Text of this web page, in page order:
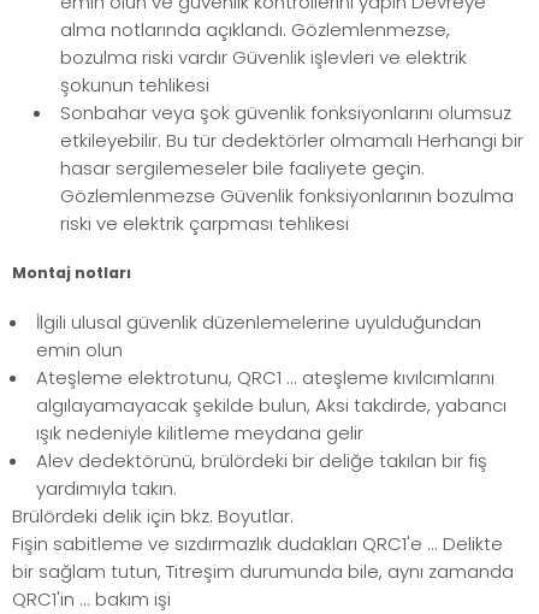
alma notlarında açıklandı. Gözlemlenmezse,
bozulma riski vardır Güvenlik işlevleri ve elektrik
şokunun tehlikesi
Sonbahar veya şok güvenlik fonksiyonlarını olumsuz
etkileyebilir. Bu tür dedektörler olmamalı Herhangi bir
hasar sergilemeseler bile faaliyete geçin.
Gözlemlenmezse Güvenlik fonksiyonlarının bozulma
riski ve elektrik çarpması tehlikesi
Montaj notları
İlgili ulusal güvenlik düzenlemelerine uyulduğundan
emin olun
Ateşleme elektrotunu, QRC1 ... ateşleme kıvılcımlarını
algılayamayacak şekilde bulun, Aksi takdirde, yabancı
ışık nedeniyle kilitleme meydana gelir
Alev dedektörünü, brülördeki bir deliğe takılan bir fiş
yardımıyla takın.
Brülördeki delik için bkz. Boyutlar.
Fişin sabitleme ve sızdırmazlık dudakları QRC1'e ... Delikte
bir sağlam tutun, Titreşim durumunda bile, aynı zamanda
QRC1'in ... bakım işi